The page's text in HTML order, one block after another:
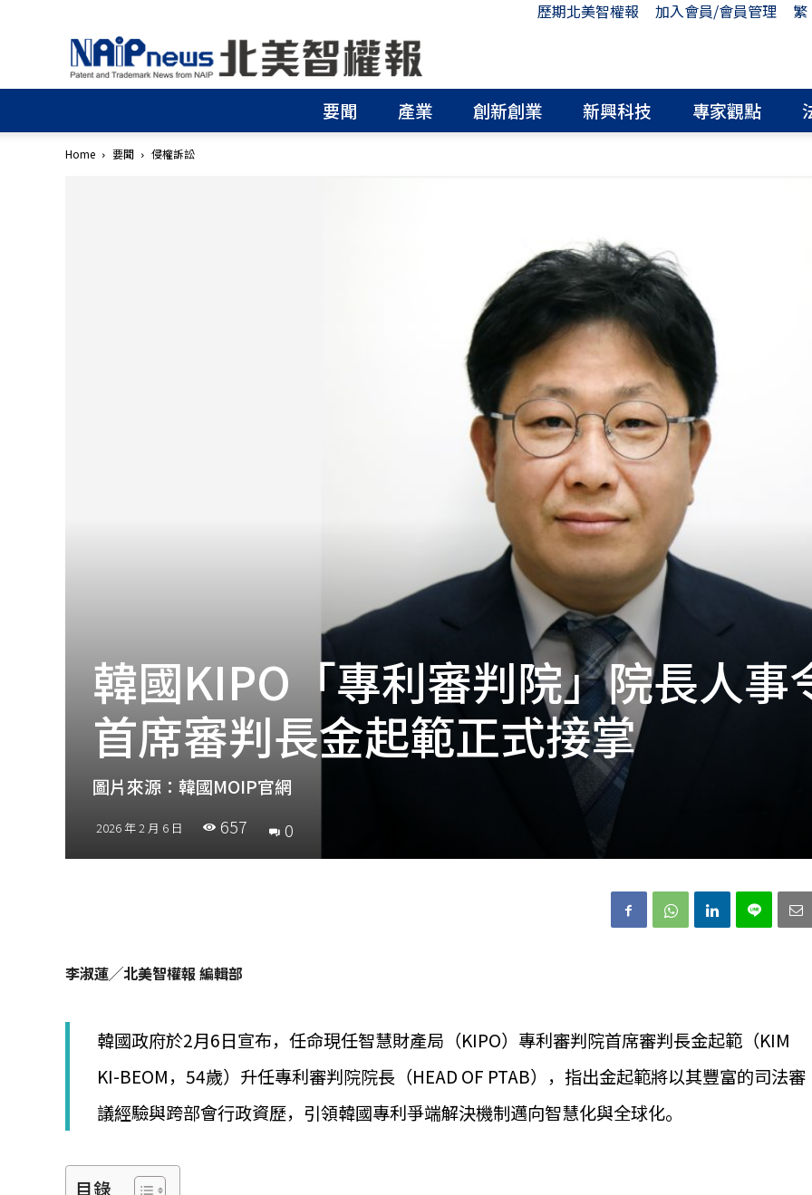
歷期北美智權報 加入會員/會員管理
繁
北
美
智
權
│
國
專
要聞 產業 創新創業 新興科技 專家觀點
Home 要聞 侵權訴訟
韓國KIPO「專利審判院」院長人事
首席審判長金起範正式接掌
圖片來源：韓國MOIP官網
2026 年 2 月 6 日 657 0
李淑蓮╱北美智權報 編輯部
韓國政府於2月6日宣布，任命現任智慧財產局（KIPO）專利審判院首席審判長金起範（KIM
KI-BEOM，54歲）升任專利審判院院長（HEAD OF PTAB），指出金起範將以其豐富的司法審
議經驗與跨部會行政資歷，引領韓國專利爭端解決機制邁向智慧化與全球化。
目錄